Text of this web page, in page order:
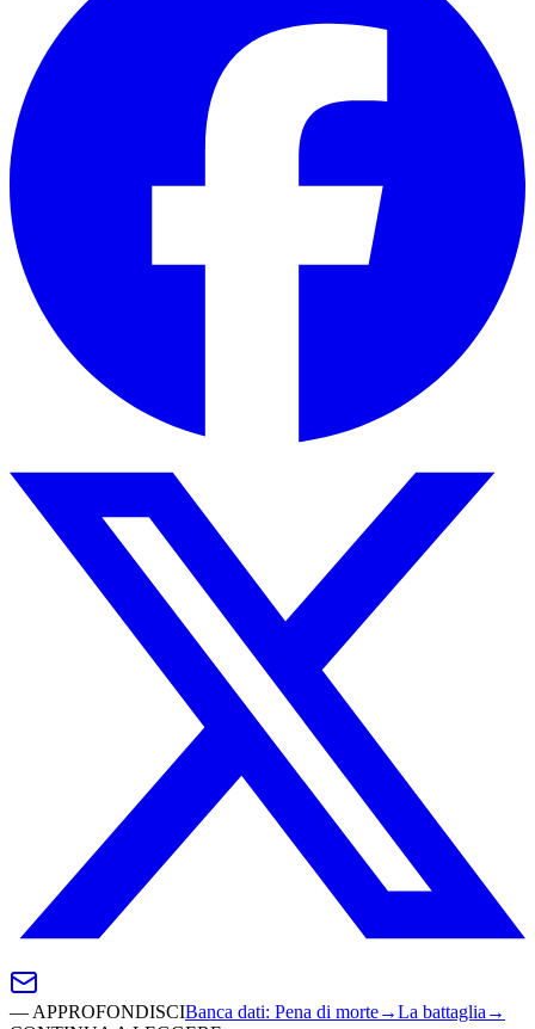
— APPROFONDISCIBanca dati: Pena di morte→La battaglia →